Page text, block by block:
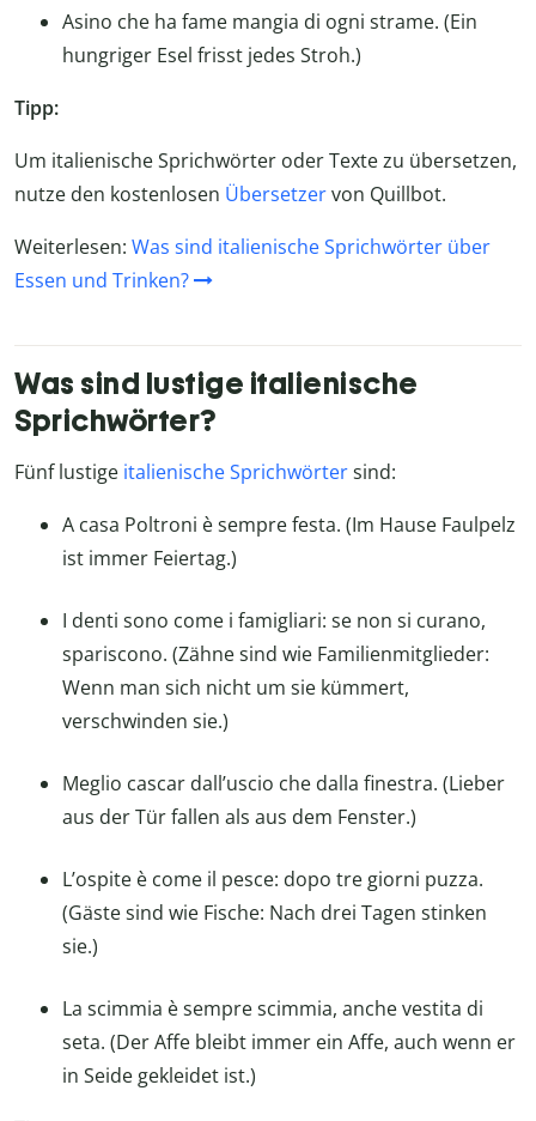
Asino che ha fame mangia di ogni strame. (Ein
hungriger Esel frisst jedes Stroh.)
Tipp:
Um italienische Sprichwörter oder Texte zu übersetzen,
nutze den kostenlosen Übersetzervon Quillbot.
Weiterlesen: Was sind italienische Sprichwörter über
Essen und Trinken?
Was sind lustige italienische
Sprichwörter?
Fünf lustige italienische Sprichwörtersind:
A casa Poltroni è sempre festa. (Im Hause Faulpelz
ist immer Feiertag.)
I denti sono come i famigliari: se non si curano,
spariscono. (Zähne sind wie Familienmitglieder:
Wenn man sich nicht um sie kümmert,
verschwinden sie.)
Meglio cascar dall’uscio che dalla finestra. (Lieber
aus der Tür fallen als aus dem Fenster.)
L’ospite è come il pesce: dopo tre giorni puzza.
(Gäste sind wie Fische: Nach drei Tagen stinken
sie.)
La scimmia è sempre scimmia, anche vestita di
seta. (Der Affe bleibt immer ein Affe, auch wenn er
in Seide gekleidet ist.)